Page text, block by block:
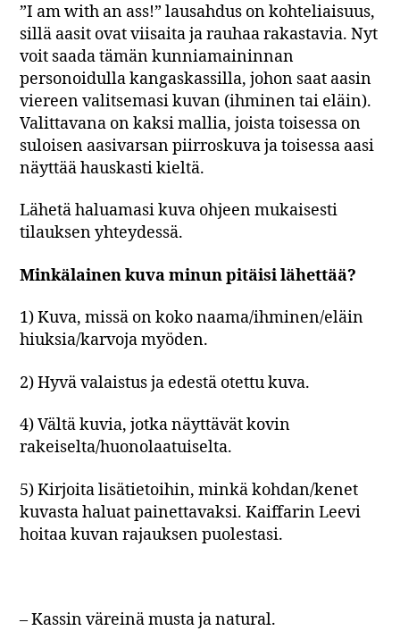
”I am with an ass!” lausahdus on kohteliaisuus,
sillä aasit ovat viisaita ja rauhaa rakastavia. Nyt
voit saada tämän kunniamaininnan
personoidulla kangaskassilla, johon saat aasin
viereen valitsemasi kuvan (ihminen tai eläin).
Valittavana on kaksi mallia, joista toisessa on
suloisen aasivarsan piirroskuva ja toisessa aasi
näyttää hauskasti kieltä.
Lähetä haluamasi kuva ohjeen mukaisesti
tilauksen yhteydessä.
Minkälainen kuva minun pitäisi lähettää?
1) Kuva, missä on koko naama/ihminen/eläin
hiuksia/karvoja myöden.
2) Hyvä valaistus ja edestä otettu kuva.
4) Vältä kuvia, jotka näyttävät kovin
rakeiselta/huonolaatuiselta.
5) Kirjoita lisätietoihin, minkä kohdan/kenet
kuvasta haluat painettavaksi. Kaiffarin Leevi
hoitaa kuvan rajauksen puolestasi.
– Kassin väreinä musta ja natural.